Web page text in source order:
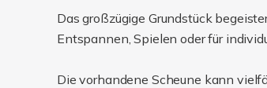
Das großzügige Grundstück
Entspannen, Spielen oder für
Die vorhandene Scheune kann